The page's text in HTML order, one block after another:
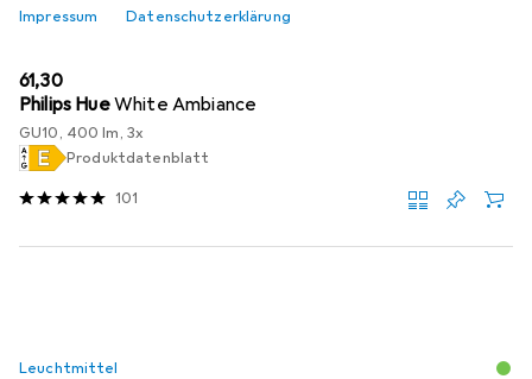
Impressum Datenschutzerklärung
EUR
61,30
Philips HueWhite Ambiance
GU10, 400 lm, 3x
Produktdatenblatt
101
Leuchtmittel